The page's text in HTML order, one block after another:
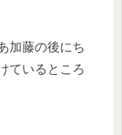
加藤の後にち
ているところ